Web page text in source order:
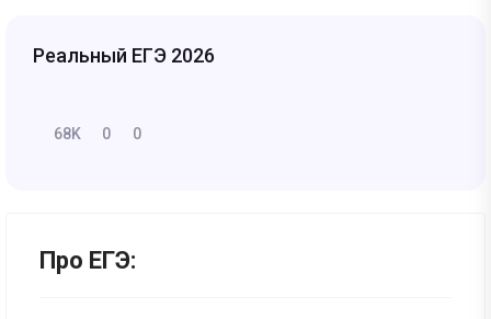
Реальный ЕГЭ 2026
68K 0 0
Про ЕГЭ: